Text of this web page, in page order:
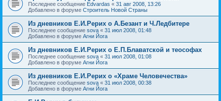
Последнее сообщение Edvardas « 31 авг 2008, 13:26
Добавлено в форуме Строитель Новой Страны
Из дневников Е.И.Рерих о А.Безант и Ч.Ледбитере
Последнее сообщение sova « 31 июл 2008, 01:48
Добавлено в форуме Агни Йога
Из дневников Е.И.Рерих о Е.П.Блаватской и теософах
Последнее сообщение sova « 31 июл 2008, 01:08
Добавлено в форуме Агни Йога
Из дневников Е.И.Рерих о «Храме Человечества»
Последнее сообщение sova « 31 июл 2008, 00:38
Добавлено в форуме Агни Йога